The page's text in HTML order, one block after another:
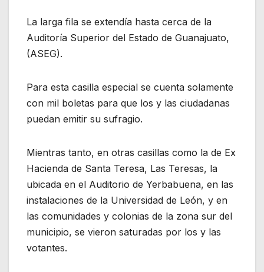
La larga fila se extendía hasta cerca de la
Auditoría Superior del Estado de Guanajuato,
(ASEG).
Para esta casilla especial se cuenta solamente
con mil boletas para que los y las ciudadanas
puedan emitir su sufragio.
Mientras tanto, en otras casillas como la de Ex
Hacienda de Santa Teresa, Las Teresas, la
ubicada en el Auditorio de Yerbabuena, en las
instalaciones de la Universidad de León, y en
las comunidades y colonias de la zona sur del
municipio, se vieron saturadas por los y las
votantes.